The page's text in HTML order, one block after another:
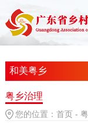
和美粤乡
粤乡治理
您的位置： 首页 -